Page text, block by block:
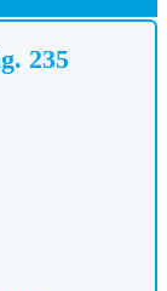
235